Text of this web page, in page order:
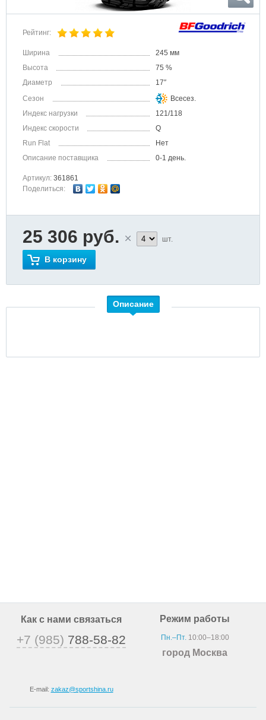
Рейтинг:
Ширина
245 мм
Высота
75 %
Диаметр
17″
Сезон
Всесез.
Индекс нагрузки
121/118
Индекс скорости
Q
Run Flat
Нет
Описание поставщика
0-1 день.
Артикул: 361861
Поделиться:
25 306 руб. шт.
В корзину
Описание
Как с нами связаться
+7 (985) 788-58-82
E-mail: zakaz@sportshina.ru
Режим работы
Пн.–Пт.10:00–18:00
город Москва